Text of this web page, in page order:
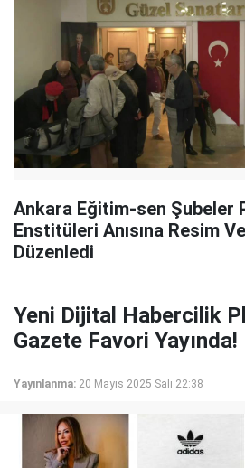
Ankara Eğitim-sen Şubeler
Enstitüleri Anısına Resim
Düzenledi
Yeni Dijital Habercilik
Gazete Favori Yayında!
Yayınlanma: 20 Mayıs 2025 Salı 22:38